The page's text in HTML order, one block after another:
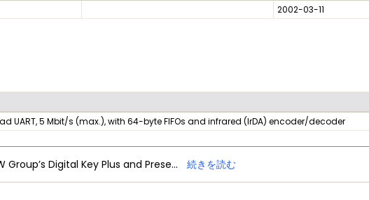
2002-03-11
UART, 5 Mbit/s (max.), with 64-byte FIFOs and infrared (IrDA) encoder/decoder
NXP Trimension Ultra-Wideband Powers BMW Group’s Digital Key Plus and Presence Detection 続きを読む